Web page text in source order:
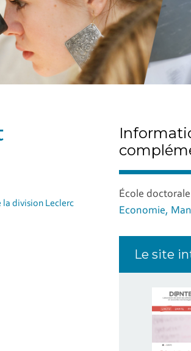
la division Leclerc
École
Economie,
Le site